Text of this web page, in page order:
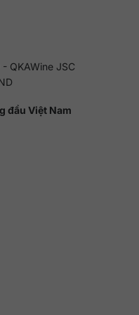
QKAWine JSC
đầu Việt Nam